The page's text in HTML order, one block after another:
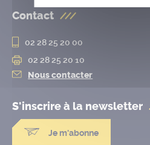
Contact
02 28 25 20 00
02 28 25 20 10
Nous contacter
S'inscrire à la newsletter
Je m'abonne